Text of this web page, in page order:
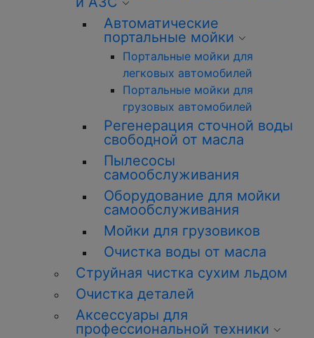
Автоматические
портальные мойки
Портальные мойки для
легковых автомобилей
Портальные мойки для
грузовых автомобилей
Регенерация сточной воды
свободной от масла
Пылесосы
самообслуживания
Оборудование для мойки
самообслуживания
Мойки для грузовиков
Очистка воды от масла
Струйная чистка сухим льдом
Очистка деталей
Аксессуары для
профессиональной техники